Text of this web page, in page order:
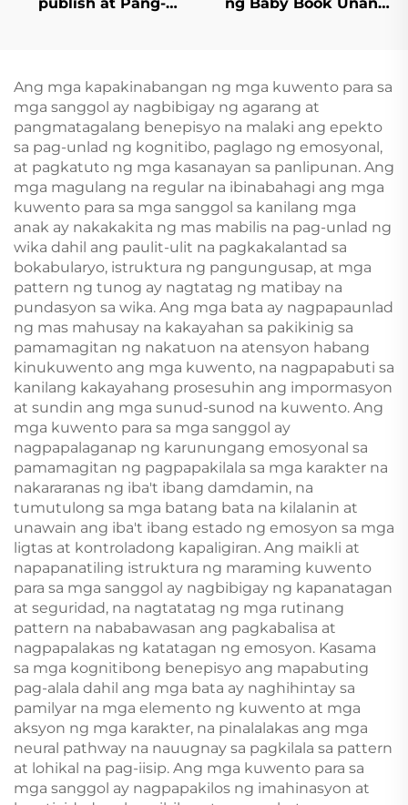
Aklat na Pampalabas
para sa Kindergarten
na May Hardcover
Book
Ang mga kapakinabangan ng mga kuwento para sa
mga sanggol ay nagbibigay ng agarang at
pangmatagalang benepisyo na malaki ang epekto
sa pag-unlad ng kognitibo, paglago ng emosyonal,
at pagkatuto ng mga kasanayan sa panlipunan. Ang
mga magulang na regular na ibinabahagi ang mga
kuwento para sa mga sanggol sa kanilang mga
anak ay nakakakita ng mas mabilis na pag-unlad ng
wika dahil ang paulit-ulit na pagkakalantad sa
bokabularyo, istruktura ng pangungusap, at mga
pattern ng tunog ay nagtatag ng matibay na
pundasyon sa wika. Ang mga bata ay nagpapaunlad
ng mas mahusay na kakayahan sa pakikinig sa
pamamagitan ng nakatuon na atensyon habang
kinukuwento ang mga kuwento, na nagpapabuti sa
kanilang kakayahang prosesuhin ang impormasyon
at sundin ang mga sunud-sunod na kuwento. Ang
mga kuwento para sa mga sanggol ay
nagpapalaganap ng karunungang emosyonal sa
pamamagitan ng pagpapakilala sa mga karakter na
nakararanas ng iba't ibang damdamin, na
tumutulong sa mga batang bata na kilalanin at
unawain ang iba't ibang estado ng emosyon sa mga
ligtas at kontroladong kapaligiran. Ang maikli at
napapanatiling istruktura ng maraming kuwento
para sa mga sanggol ay nagbibigay ng kapanatagan
at seguridad, na nagtatatag ng mga rutinang
pattern na nababawasan ang pagkabalisa at
nagpapalakas ng katatagan ng emosyon. Kasama
sa mga kognitibong benepisyo ang mapabuting
pag-alala dahil ang mga bata ay naghihintay sa
pamilyar na mga elemento ng kuwento at mga
aksyon ng mga karakter, na pinalalakas ang mga
neural pathway na nauugnay sa pagkilala sa pattern
at lohikal na pag-iisip. Ang mga kuwento para sa
mga sanggol ay nagpapakilos ng imahinasyon at